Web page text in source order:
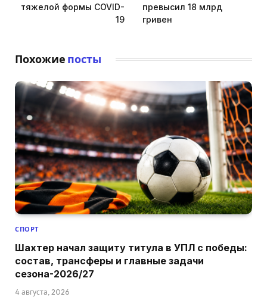
тяжелой формы COVID-
19
превысил 18 млрд
гривен
Похожие посты
СПОРТ
Шахтер начал защиту титула в УПЛ с победы:
состав, трансферы и главные задачи
сезона-2026/27
4 августа, 2026